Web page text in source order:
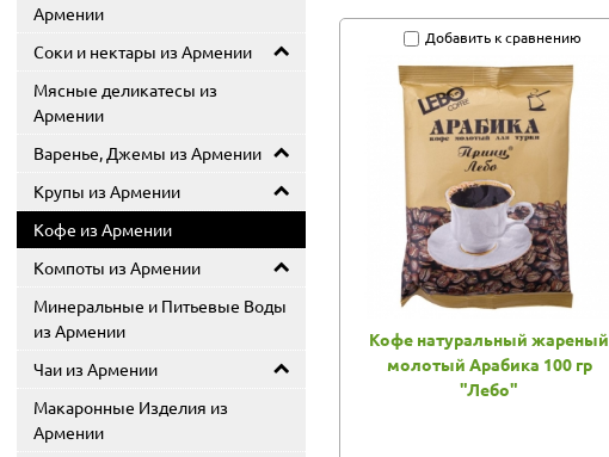
Армении
Соки и нектары из Армении
Мясные деликатесы из
Армении
Варенье, Джемы из Армении
Крупы из Армении
Кофе из Армении
Компоты из Армении
Минеральные и Питьевые Воды
из Армении
Чаи из Армении
Макаронные Изделия из
Армении
Добавить к сравнению
Кофе натуральный жареный
молотый Арабика 100 гр
"Лебо"